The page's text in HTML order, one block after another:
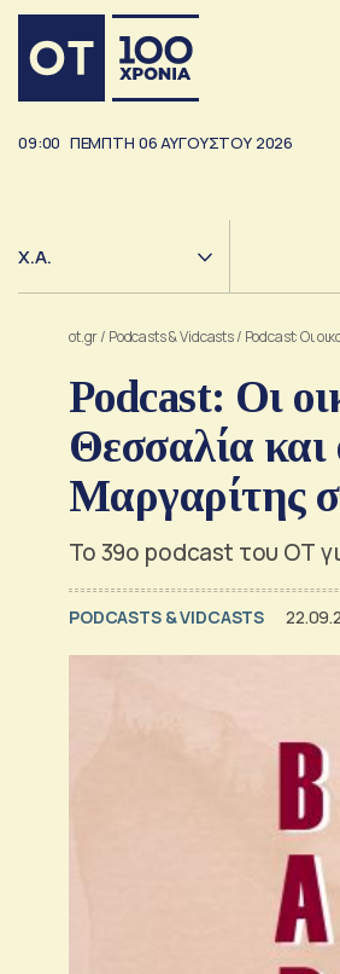
09:00 ΠΕΜΠΤΗ 06ΑΥΓΟΥΣΤΟΥ 2026
Χ.Α.
ot.gr/ Podcasts & Vidcasts/ Podcast: Οι
Podcast: Οι
Θεσσαλία
Μαργαρίτης
Το 39ο podcast του ΟΤ
PODCASTS & VIDCASTS